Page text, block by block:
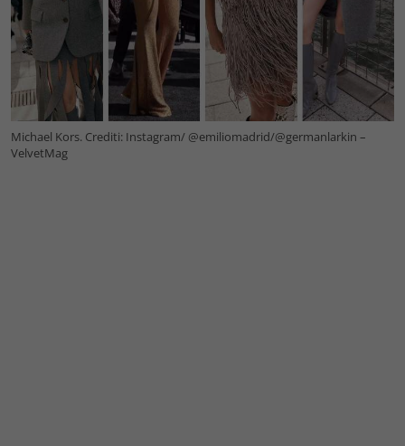
Michael Kors. Crediti: Instagram/ @emiliomadrid/@germanlarkin –
VelvetMag